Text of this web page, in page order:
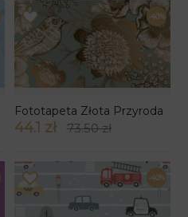
-40%
Fototapeta Złota Przyroda
44.1 zł 73.50 zł
-40%